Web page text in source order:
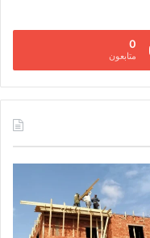
0
متابعون